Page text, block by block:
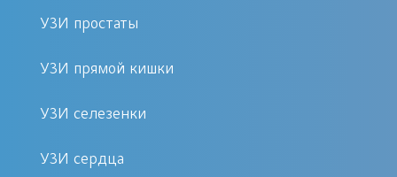
структуре органа;
желудка, его тыльной зоны,
осмотра внутреннего
УЗИ простаты
УЗИ прямой кишки
УЗИ селезенки
УЗИ сердца